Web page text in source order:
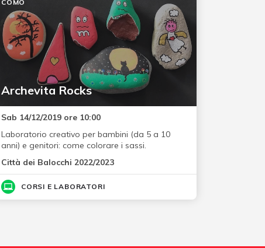
Archevita Rocks
COMO
Sab 14/12/2019 ore 10:00
Laboratorio creativo per bambini (da 5 a 10
anni) e genitori: come colorare i sassi.
Città dei Balocchi 2022/2023
CORSI E LABORATORI